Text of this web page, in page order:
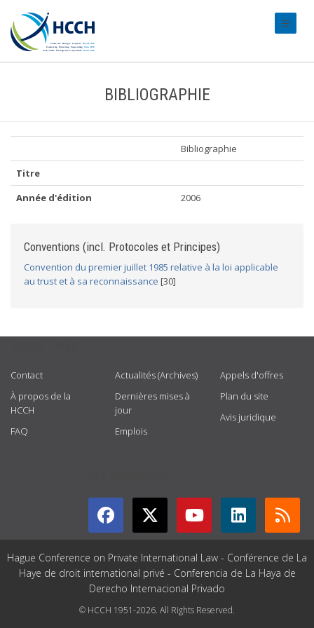
BIBLIOGRAPHIE
Bibliographie
Titre
Année d'édition
2006
Conventions (incl. Protocoles et Principes)
Convention du premier juillet 1985 relative à la loi applicable
au trust et à sa reconnaissance [30]
Contact
À propos de la
HCCH
FAQ
Actualités (Archives)
Dernières mises à
jour
Emplois
Appels d'offres
Plan du site
Avis juridique
Hague Conference on Private International Law - Conférence de La
Haye de droit international privé - Conferencia de La Haya de
Derecho Internacional Privado
© HCCH 1951-2026. All Rights Reserved.